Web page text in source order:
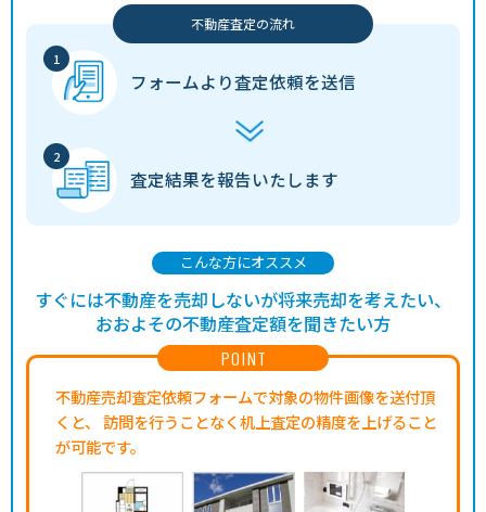
不動産査定の流れ
フォームより査定依頼を送信
査定結果を報告いたします
POINT
不動産売却査定依頼フォームで対象の物件画像を送付頂
くと、
訪問を行うことなく机上査定の精度を上げること
が可能です。
こんな方にオススメ
すぐには不動産を売却しないが将来売却を考えたい、
おおよその不動産査定額を聞きたい方